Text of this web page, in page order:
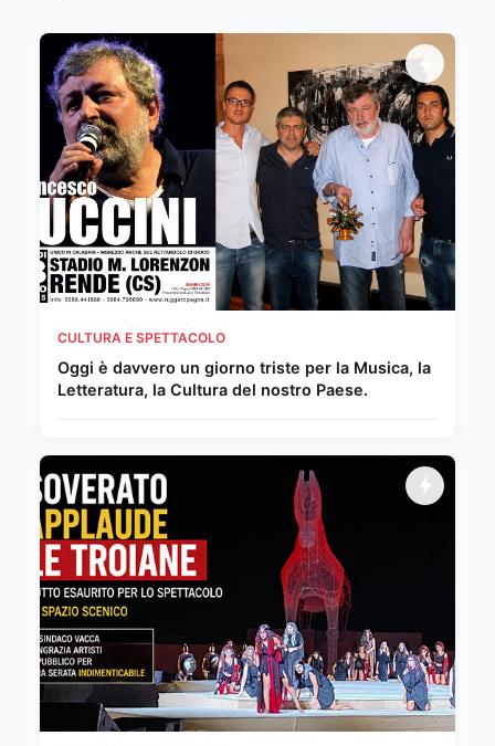
CULTURA E SPETTACOLO
Oggi è davvero un giorno triste per la Musica, la
Letteratura, la Cultura del nostro Paese.